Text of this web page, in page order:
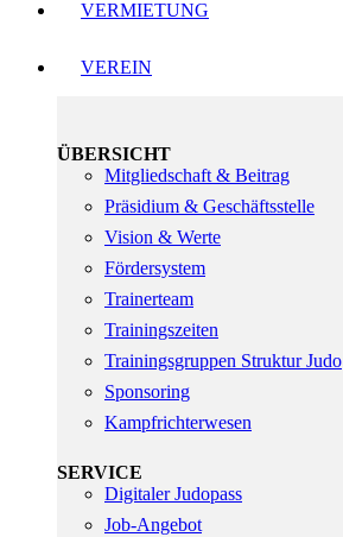
VERMIETUNG
VEREIN
ÜBERSICHT
Mitgliedschaft & Beitrag
Präsidium & Geschäftsstelle
Vision & Werte
Fördersystem
Trainerteam
Trainingszeiten
Trainingsgruppen Struktur Judo
Sponsoring
Kampfrichterwesen
SERVICE
Digitaler Judopass
Job-Angebot